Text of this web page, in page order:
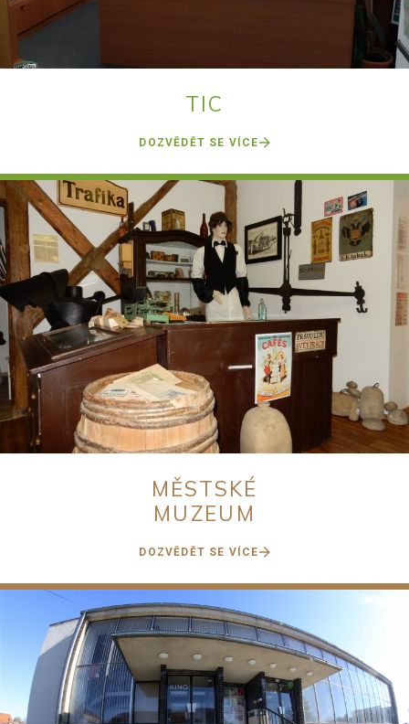
TIC
DOZVĚDĚT SE VÍCE
MĚSTSKÉ
MUZEUM
DOZVĚDĚT SE VÍCE